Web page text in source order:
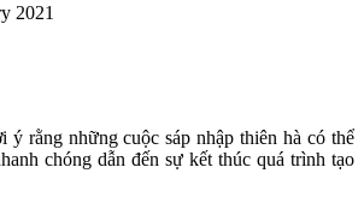
2021
ý rằng những cuộc sáp nhập thiên hà có thể
chóng dẫn đến sự kết thúc quá trình tạo